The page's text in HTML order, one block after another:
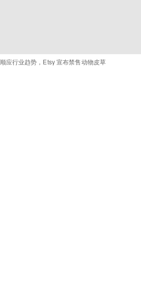
顺应行业趋势，Etsy 宣布禁售动物皮草